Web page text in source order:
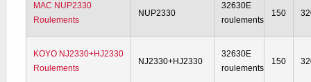
MAC NUP2330
Roulements
NUP2330
32630E
roulements
150
KOYO NJ2330+HJ2330
Roulements
NJ2330+HJ2330
32630E
roulements
150